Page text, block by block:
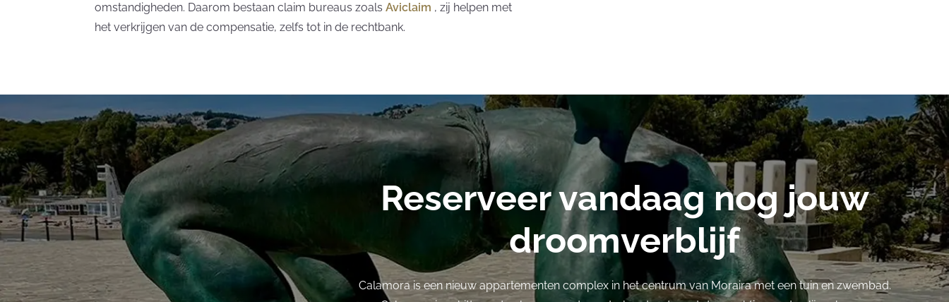
omstandigheden. Daarom bestaan claim bureaus zoalsAviclaim , zij helpen met
het verkrijgen van de compensatie, zelfs tot in de rechtbank.
Reserveer vandaag nog jouw
droomverblijf
Calamora is een nieuw appartementen complex in het centrum van Moraira met een tuin en zwembad.